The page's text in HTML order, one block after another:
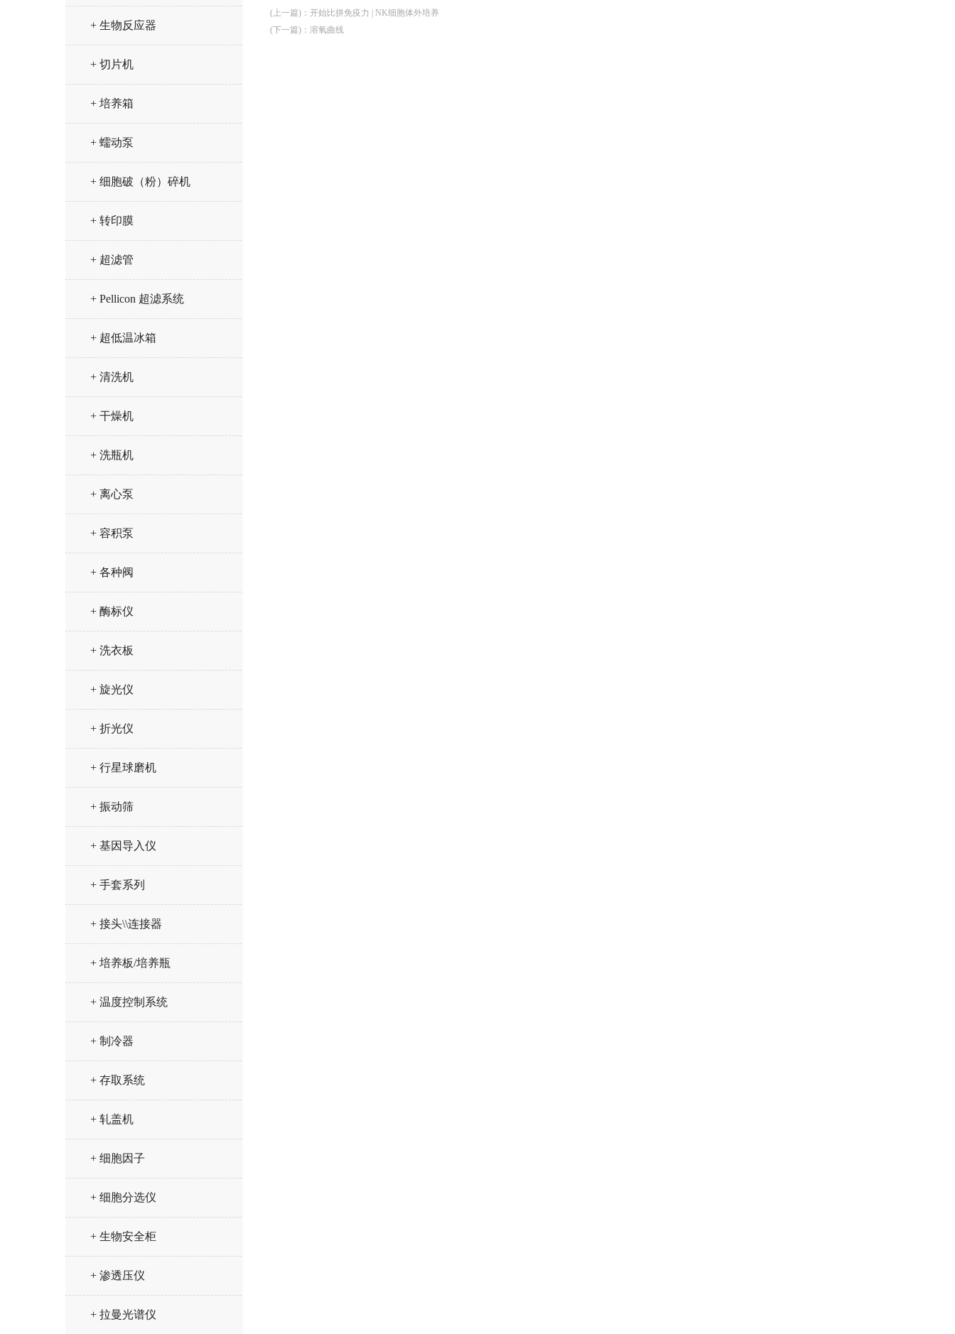
+ 生物反应器
+ 切片机
+ 培养箱
+ 蠕动泵
+ 细胞破（粉）碎机
+ 转印膜
+ 超滤管
+ Pellicon 超滤系统
+ 超低温冰箱
+ 清洗机
+ 干燥机
+ 洗瓶机
+ 离心泵
+ 容积泵
+ 各种阀
+ 酶标仪
+ 洗衣板
+ 旋光仪
+ 折光仪
+ 行星球磨机
+ 振动筛
+ 基因导入仪
+ 手套系列
+ 接头\\连接器
+ 培养板/培养瓶
+ 温度控制系统
+ 制冷器
+ 存取系统
+ 轧盖机
+ 细胞因子
+ 细胞分选仪
+ 生物安全柜
+ 渗透压仪
+ 拉曼光谱仪
(上一篇) ： 开始比拼免疫力 | NK细胞体外培养
(下一篇) ： 溶氧曲线